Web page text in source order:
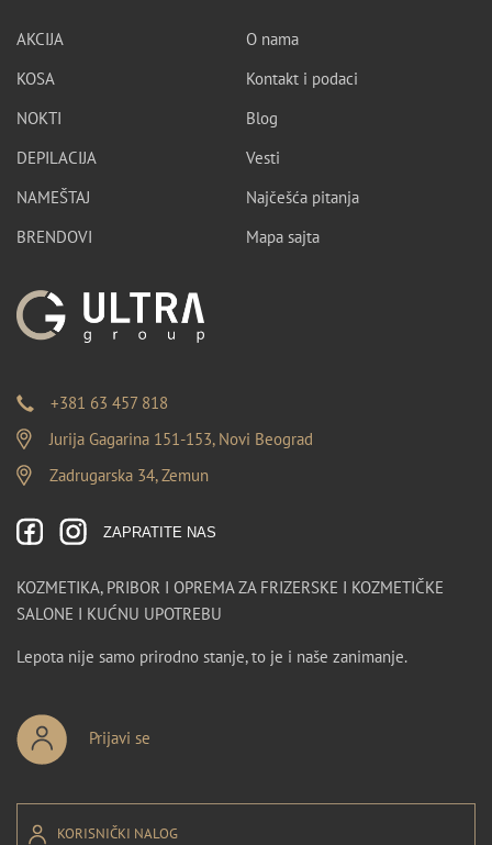
AKCIJA
KOSA
NOKTI
DEPILACIJA
NAMEŠTAJ
BRENDOVI
O nama
Kontakt i podaci
Blog
Vesti
Najčešća pitanja
Mapa sajta
+381 63 457 818
Jurija Gagarina 151-153, Novi Beograd
Zadrugarska 34, Zemun
ZAPRATITE NAS
KOZMETIKA, PRIBOR I OPREMA ZA FRIZERSKE I KOZMETIČKE
SALONE I KUĆNU UPOTREBU
Lepota nije samo prirodno stanje, to je i naše zanimanje.
Prijavi se
KORISNIČKI NALOG